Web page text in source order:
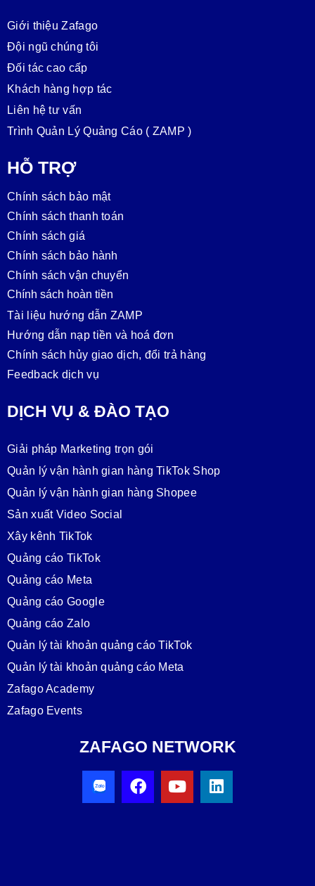
Giới thiệu Zafago
Đội ngũ chúng tôi
Đối tác cao cấp
Khách hàng hợp tác
Liên hệ tư vấn
Trình Quản Lý Quảng Cáo ( ZAMP )
HỖ TRỢ
Chính sách bảo mật
Chính sách thanh toán
Chính sách giá
Chính sách bảo hành
Chính sách vận chuyển
Chính sách hoàn tiền
Tài liệu hướng dẫn ZAMP
Hướng dẫn nạp tiền và hoá đơn
Chính sách hủy giao dịch, đổi trả hàng
Feedback dịch vụ
DỊCH VỤ & ĐÀO TẠO
Giải pháp Marketing trọn gói
Quản lý vận hành gian hàng TikTok Shop
Quản lý vận hành gian hàng Shopee
Sản xuất Video Social
Xây kênh TikTok
Quảng cáo TikTok
Quảng cáo Meta
Quảng cáo Google
Quảng cáo Zalo
Quản lý tài khoản quảng cáo TikTok
Quản lý tài khoản quảng cáo Meta
Zafago Academy
Zafago Events
ZAFAGO NETWORK